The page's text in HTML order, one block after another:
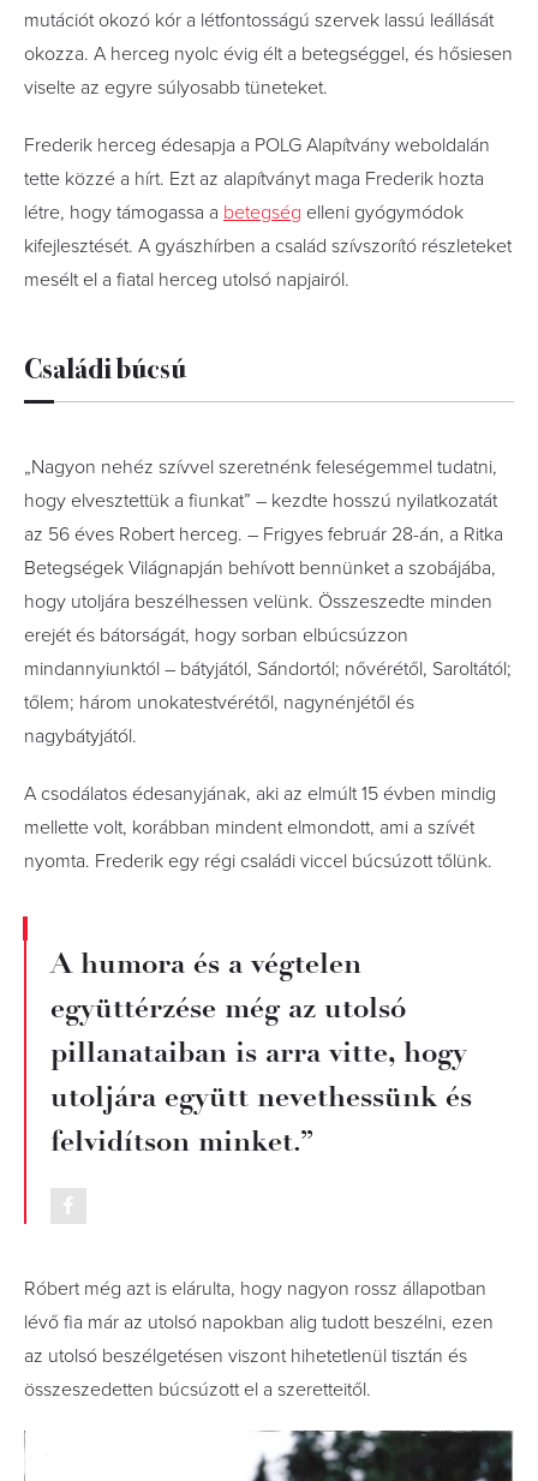
mutációt okozó kór a létfontosságú szervek lassú leállását
okozza. A herceg nyolc évig élt a betegséggel, és hősiesen
viselte az egyre súlyosabb tüneteket.
Frederik herceg édesapja a POLG Alapítvány weboldalán
tette közzé a hírt. Ezt az alapítványt maga Frederik hozta
létre, hogy támogassa a betegség elleni gyógymódok
kifejlesztését. A gyászhírben a család szívszorító részleteket
mesélt el a fiatal herceg utolsó napjairól.
Családi búcsú
„Nagyon nehéz szívvel szeretnénk feleségemmel tudatni,
hogy elvesztettük a fiunkat” – kezdte hosszú nyilatkozatát
az 56 éves Robert herceg. – Frigyes február 28-án, a Ritka
Betegségek Világnapján behívott bennünket a szobájába,
hogy utoljára beszélhessen velünk. Összeszedte minden
erejét és bátorságát, hogy sorban elbúcsúzzon
mindannyiunktól – bátyjától, Sándortól; nővérétől, Saroltától;
tőlem; három unokatestvérétől, nagynénjétől és
nagybátyjától.
A csodálatos édesanyjának, aki az elmúlt 15 évben mindig
mellette volt, korábban mindent elmondott, ami a szívét
nyomta. Frederik egy régi családi viccel búcsúzott tőlünk.
A humora és a végtelen
együttérzése még az utolsó
pillanataiban is arra vitte, hogy
utoljára együtt nevethessünk és
felvidítson minket.”
Róbert még azt is elárulta, hogy nagyon rossz állapotban
lévő fia már az utolsó napokban alig tudott beszélni, ezen
az utolsó beszélgetésen viszont hihetetlenül tisztán és
összeszedetten búcsúzott el a szeretteitől.